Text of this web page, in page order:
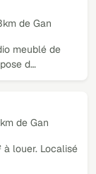
de Gan
meublé de
d…
de Gan
à louer. Localisé